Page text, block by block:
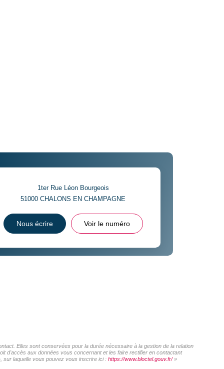
1ter Rue Léon Bourgeois
51000CHALONS EN CHAMPAGNE
Nous écrire Voir le numéro
Elles sont conservées pour la durée nécessaire à la gestion de la relation
d'accès aux données vous concernant et les faire rectifier en contactant
sur laquelle vous pouvez vous inscrire ici : https://www.bloctel.gouv.fr/»